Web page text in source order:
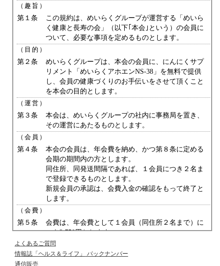
（趣旨）
第１条
この規約は、めいらくグループが運営する「めいら
く健康と長寿の会」（以下｢本会｣という）の会員に
ついて、必要な事項を定めるものとします。
（目的）
第２条
めいらくグループは、本会の会員に、にんにくサプ
リメント「めいらくアホエンNS-38」を無料で提供
し、会員の健康づくりのお手伝いをさせて頂くこと
を本会の目的とします。
（運営）
第３条
本会は、めいらくグループの社内に事務局を置き、
その運営にあたるものとします。
（会員）
第４条
本会の会員は、年会費を納め、かつ第８条に定める
会期の期間内の方とします。
同住所、同発送間隔であれば、１会員につき２名ま
で登録できるものとします。
新規会員の承認は、会費入金の確認をもって終了と
します。
（会費）
第５条
会費は、年会費として１会員（同住所２名まで）に
つき2,750円とします。
会費は、にんにくサプリメント「めいらくアホエン
NS-38」発送等に関わる費用の一部にあてるもので
よくあるご質問
情報誌「ヘルス＆ライフ」
バックナンバー
通信販売